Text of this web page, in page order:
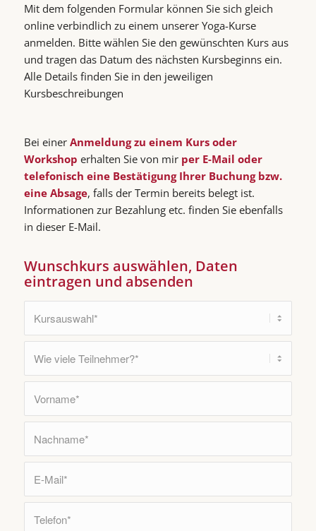
Mit dem folgenden Formular können Sie sich gleich
online verbindlich zu einem unserer Yoga-Kurse
anmelden. Bitte wählen Sie den gewünschten Kurs aus
und tragen das Datum des nächsten Kursbeginns ein.
Alle Details finden Sie in den jeweiligen
Kursbeschreibungen
Bei einer Anmeldung zu einem Kurs oder
Workshop erhalten Sie von mir per E-Mail oder
telefonisch eine Bestätigung Ihrer Buchung bzw.
eine Absage, falls der Termin bereits belegt ist.
Informationen zur Bezahlung etc. finden Sie ebenfalls
in dieser E-Mail.
Wunschkurs auswählen, Daten
eintragen und absenden